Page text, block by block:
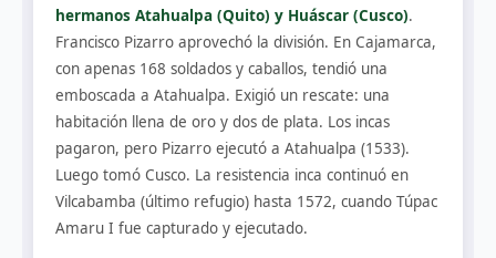
hermanos Atahualpa (Quito) y Huáscar (Cusco).
Francisco Pizarro aprovechó la división. En Cajamarca,
con apenas 168 soldados y caballos, tendió una
emboscada a Atahualpa. Exigió un rescate: una
habitación llena de oro y dos de plata. Los incas
pagaron, pero Pizarro ejecutó a Atahualpa (1533).
Luego tomó Cusco. La resistencia inca continuó en
Vilcabamba (último refugio) hasta 1572, cuando Túpac
Amaru I fue capturado y ejecutado.